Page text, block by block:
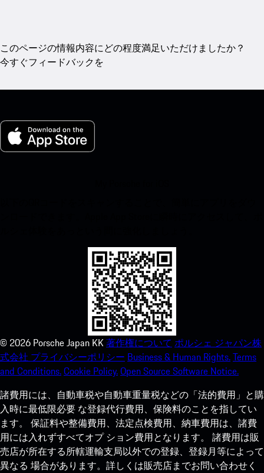
このページの情報内容にどの程度満足いただけましたか？
今すぐフィードバックを
© 2026 Porsche Japan KK著作権について ポルシェ ジャパン株
式会社 プライバシーポリシー Business & Human Rights.Terms
and Conditions.Cookie Policy.Open Source Software Notice.
諸費用には、自動車税や自動車重量税などの「法的費用」と購
入時に最低限必要 な登録代行費用、保険料のことを指してい
ます。 保証料や整備費用、法定点検費用、納車費用は、諸費
用には入れずすべてオプ ション費用となります。 諸費用は販
売店が所在する所轄運輸支局以外での登録、登録月等によって
異なる 場合があります。詳しくは販売店までお問い合わせく